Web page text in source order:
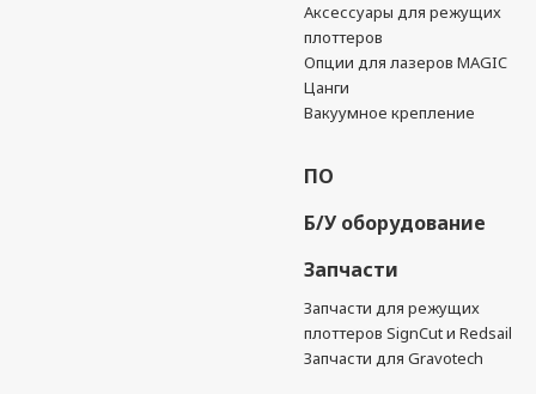
Аксессуары для режущих
плоттеров
Опции для лазеров MAGIC
Цанги
Вакуумное крепление
ПО
Б/У оборудование
Запчасти
Запчасти для режущих
плоттеров SignCut и Redsail
Запчасти для Gravotech